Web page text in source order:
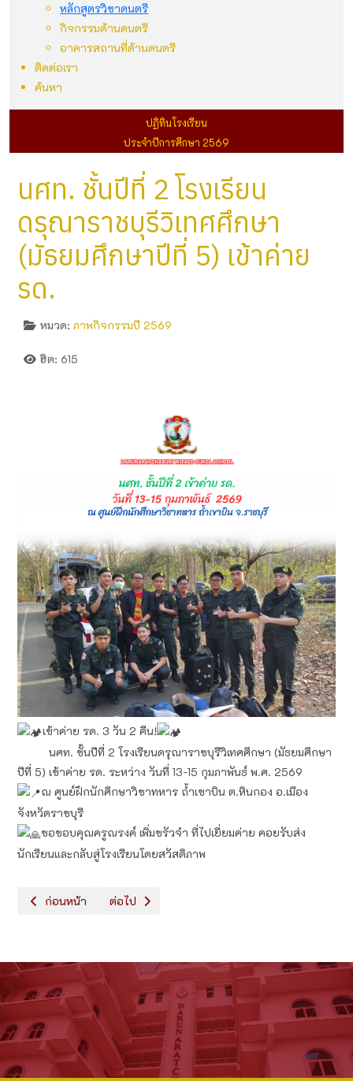
หลักสูตรวิชาดนตรี
กิจกรรมด้านดนตรี
อาคารสถานที่ด้านดนตรี
ติดต่อเรา
ค้นหา
ปฏิทินโรงเรียน
ประจำปีการศึกษา 2569
นศท. ชั้นปีที่ 2 โรงเรียน
ดรุณาราชบุรีวิเทศศึกษา
(มัธยมศึกษาปีที่ 5) เข้าค่าย
รด.
หมวด: ภาพกิจกรรมปี 2569
ฮิต: 615
เข้าค่าย รด. 3 วัน 2 คืน!
นศท. ชั้นปีที่ 2 โรงเรียนดรุณาราชบุรีวิเทศศึกษา (มัธยมศึกษา
ปีที่ 5) เข้าค่าย รด. ระหว่าง วันที่ 13-15 กุมภาพันธ์ พ.ศ. 2569
ณ ศูนย์ฝึกนักศึกษาวิชาทหาร ถ้ำเขาบิน ต.หินกอง อ.เมือง
จังหวัดราชบุรี
ขอขอบคุณครูณรงค์ เพิ่มขรัวจำ ที่ไปเยี่ยมค่าย คอยรับส่ง
นักเรียนและกลับสู่โรงเรียนโดยสวัสดิภาพ
เนื้อหาก่อนหน้า: ชมรมภาษาไทยจัดกิจกรรมทัศนศึกษาให้นักเรียนระ
ก่อนหน้า เนื้อหาถัดไป: การประเมินความสามารถด้านการอ่า
ต่อไป